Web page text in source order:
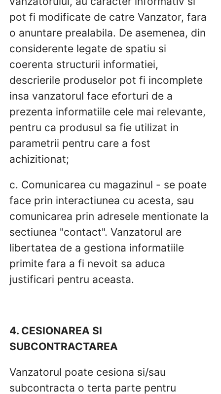
pot fi modificate de catre Vanzator, fara
o anuntare prealabila. De asemenea, din
considerente legate de spatiu si
coerenta structurii informatiei,
descrierile produselor pot fi incomplete
insa vanzatorul face eforturi de a
prezenta informatiile cele mai relevante,
pentru ca produsul sa fie utilizat in
parametrii pentru care a fost
achizitionat;
c. Comunicarea cu magazinul - se poate
face prin interactiunea cu acesta, sau
comunicarea prin adresele mentionate la
sectiunea "contact". Vanzatorul are
libertatea de a gestiona informatiile
primite fara a fi nevoit sa aduca
justificari pentru aceasta.
4. CESIONAREA SI
SUBCONTRACTAREA
Vanzatorul poate cesiona si/sau
subcontracta o terta parte pentru